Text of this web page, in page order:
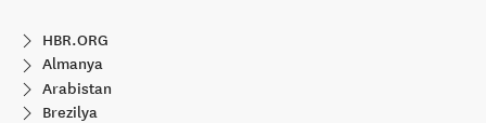
HBR.ORG
Almanya
Arabistan
Brezilya